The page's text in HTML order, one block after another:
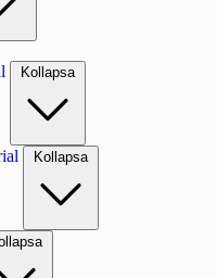
Kollapsa
Kollapsa